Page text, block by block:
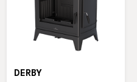
DERBY